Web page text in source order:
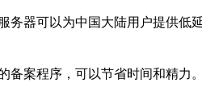
务器可以为中国大陆用户提供低
备案程序，可以节省时间和精力